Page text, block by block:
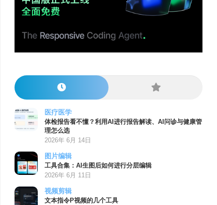
医疗医学
体检报告看不懂？利用AI进行报告解读、AI问诊与健康管
理怎么选
2026年 6月 14日
图片编辑
工具合集：AI生图后如何进行分层编辑
2026年 6月 11日
视频剪辑
文本指令P视频的几个工具